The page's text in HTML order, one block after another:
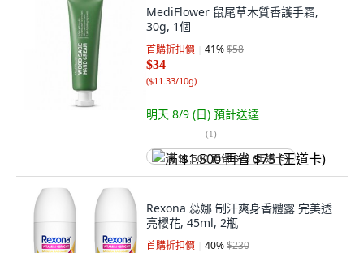
MediFlower 鼠尾草木質香護手霜,
30g, 1個
首購折扣價 41%$58
$34
($11.33/10g)
明天 8/9 (日) 預計送達
(1)
满 $1,500 再省 $75 (王道卡)
Rexona 蕊娜 制汗爽身香體露 完美透
亮櫻花, 45ml, 2瓶
首購折扣價 40%$230